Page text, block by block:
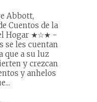
Abbott,
Cuentos de la
Hogar ★☆★ -
se les cuentan
que a su luz
y crezcan
y anhelos